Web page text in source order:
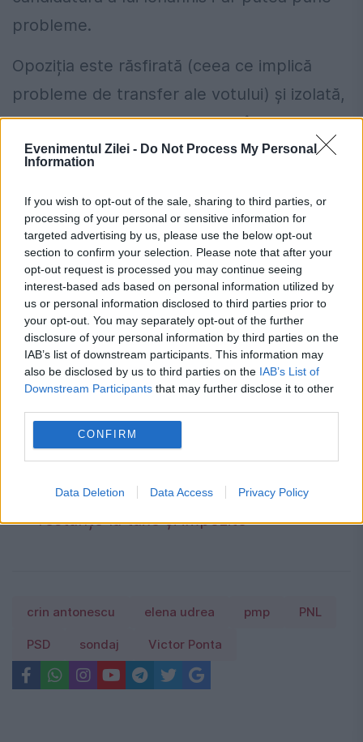
Evenimentul Zilei - Do Not Process My Personal
Information
If you wish to opt-out of the sale, sharing to third parties, or
processing of your personal or sensitive information for
targeted advertising by us, please use the below opt-out
section to confirm your selection. Please note that after your
opt-out request is processed you may continue seeing
interest-based ads based on personal information utilized by
us or personal information disclosed to third parties prior to
your opt-out. You may separately opt-out of the further
disclosure of your personal information by third parties on the
IAB’s list of downstream participants. This information may
also be disclosed by us to third parties on the IAB’s List of
Downstream Participants that may further disclose it to other
CONFIRM
Data Deletion Data Access Privacy Policy
probleme.
Opoziția este răsfirată (ceea ce implică
probleme de transfer ale votului) și izolată,
imaginea liderilor săi nepercutând dincolo
de electoratul deja persuadat în primul tur.
doi nu este de neglijat. După negocierile din
iunie situația se va modifica semnificativ în
bine sau în rău.
Articolul a fost publicat pe blogul lui Barbu
Mateescu,Sociollogica.
România, în pericol de blackout? Expert
poate de repede acele investiții”
Cum verifici dacă ai datorii la Primărie?
Metoda prin care afli online dacă ai
restanțe la taxe și impozite
crin antonescu elena udrea pmp PNL
PSD sondaj Victor Ponta